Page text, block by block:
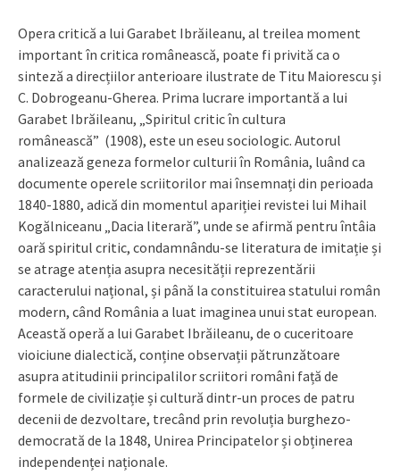
Opera critică a lui Garabet Ibrăileanu, al treilea moment
important în critica românească, poate fi privită ca o
sinteză a direcțiilor anterioare ilustrate de Titu Maiorescu și
C. Dobrogeanu-Gherea. Prima lucrare importantă a lui
Garabet Ibrăileanu, „Spiritul critic în cultura
românească” (1908), este un eseu sociologic. Autorul
analizează geneza formelor culturii în România, luând ca
documente operele scriitorilor mai însemnați din perioada
1840-1880, adică din momentul apariției revistei lui Mihail
Kogălniceanu „Dacia literară”, unde se afirmă pentru întâia
oară spiritul critic, condamnându-se literatura de imitație și
se atrage atenția asupra necesității reprezentării
caracterului național, și până la constituirea statului român
modern, când România a luat imaginea unui stat european.
Această operă a lui Garabet Ibrăileanu, de o cuceritoare
vioiciune dialectică, conține observații pătrunzătoare
asupra atitudinii principalilor scriitori români față de
formele de civilizație și cultură dintr-un proces de patru
decenii de dezvoltare, trecând prin revoluția burghezo-
democrată de la 1848, Unirea Principatelor și obținerea
independenței naționale.